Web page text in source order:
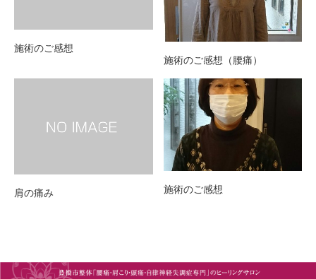
施術のご感想
施術のご感想（腰痛）
肩の痛み 施術のご感想